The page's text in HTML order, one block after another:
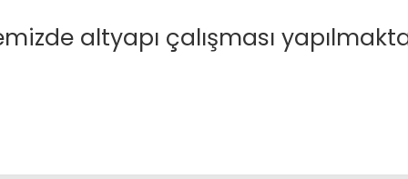
altyapı çalışması